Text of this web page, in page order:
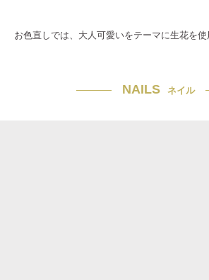
お色直しでは、大人可愛いをテーマに生花を使
NAILS ネイル